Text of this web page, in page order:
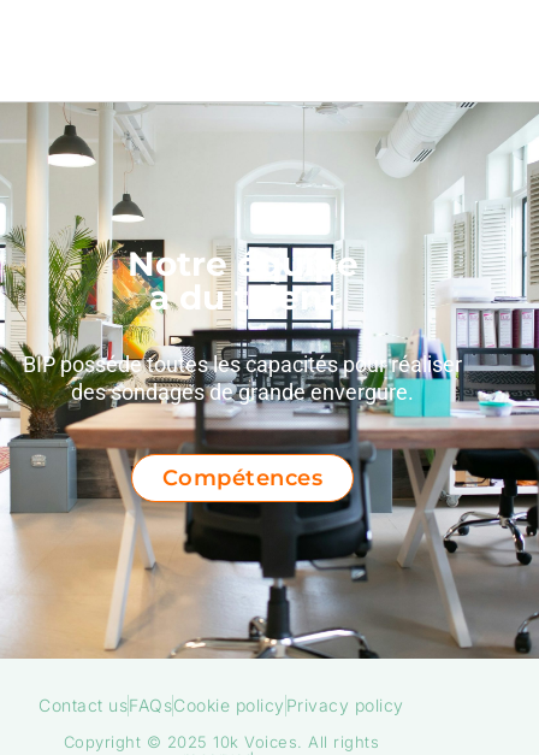
Notre équipe
a du talent
BIP posséde toutes les capacités pour réaliser
des sondages de grande envergure.
Compétences
Copyright © 2025 10kVoices
All rights
Contact usFAQsCookie policy Privacy policy